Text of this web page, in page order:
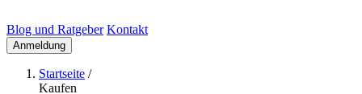
Blog und Ratgeber Kontakt
Anmeldung
Startseite /
Kaufen